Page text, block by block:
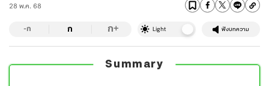
28 พ.ค. 68
-ก ก ก+ Light ฟังบทความ
Summary